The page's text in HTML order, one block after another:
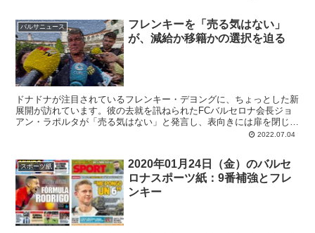
バルサニュース
フレンキーを「売る気はない」
が、減給か移籍かの選択を迫る
ドナドナが注目されているフレンキー・デヨングに、ちょっとした新
展開が訪れています。彼の去就を訊ねられたFCバルセロナ会長ジョ
アン・ラポルタが「売る気はない」と発言し、表向きには扉を閉じた
のです。それを信じるか信じないかは、あなた次第･･･ 会長は同時
2022.07.04
スポーツ紙
2020年01月24日（金）のバルセ
ロナスポーツ紙：9番補強とフレ
ンキー